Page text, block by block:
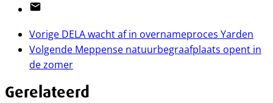
Email
Vorige DELA wacht af in overnameproces Yarden
Volgende Meppense natuurbegraafplaats opent in
de zomer
Gerelateerd